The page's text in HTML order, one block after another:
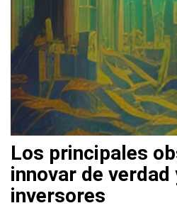
Los principales
innovar de verdad
inversores